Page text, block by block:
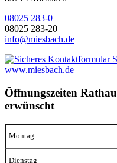
08025 283-0
08025 283-20
info@miesbach.de
www.miesbach.de
Öffnungszeiten
erwünscht
Montag
Dienstag